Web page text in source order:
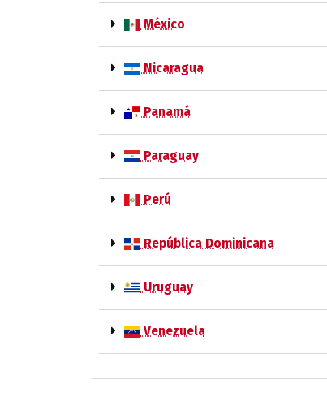
México
Nicaragua
Panamá
Paraguay
Perú
República Dominicana
Uruguay
Venezuela